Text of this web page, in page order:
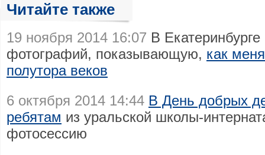
Читайте также
19 ноября 2014 16:07 В
фотографий, показывающую, как
полутора веков
6 октября 2014 14:44 В День добрых
ребятам из уральской школы-
фотосессию